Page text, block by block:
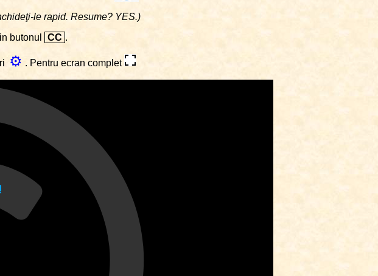
le rapid. Resume? YES.)
butonul
CC .
⚙ . Pentru ecran complet